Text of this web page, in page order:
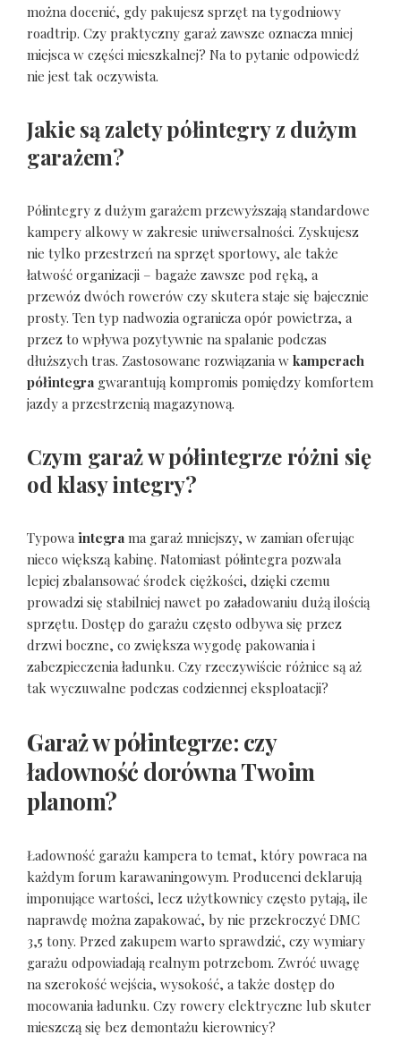
można docenić, gdy pakujesz sprzęt na tygodniowy
roadtrip. Czy praktyczny garaż zawsze oznacza mniej
miejsca w części mieszkalnej? Na to pytanie odpowiedź
nie jest tak oczywista.
Jakie są zalety półintegry z dużym
garażem?
Półintegry z dużym garażem przewyższają standardowe
kampery alkowy w zakresie uniwersalności. Zyskujesz
nie tylko przestrzeń na sprzęt sportowy, ale także
łatwość organizacji – bagaże zawsze pod ręką, a
przewóz dwóch rowerów czy skutera staje się bajecznie
prosty. Ten typ nadwozia ogranicza opór powietrza, a
przez to wpływa pozytywnie na spalanie podczas
dłuższych tras. Zastosowane rozwiązania w kamperach
półintegra gwarantują kompromis pomiędzy komfortem
jazdy a przestrzenią magazynową.
Czym garaż w półintegrze różni się
od klasy integry?
Typowa integra ma garaż mniejszy, w zamian oferując
nieco większą kabinę. Natomiast półintegra pozwala
lepiej zbalansować środek ciężkości, dzięki czemu
prowadzi się stabilniej nawet po załadowaniu dużą ilością
sprzętu. Dostęp do garażu często odbywa się przez
drzwi boczne, co zwiększa wygodę pakowania i
zabezpieczenia ładunku. Czy rzeczywiście różnice są aż
tak wyczuwalne podczas codziennej eksploatacji?
Garaż w półintegrze: czy
ładowność dorówna Twoim
planom?
Ładowność garażu kampera to temat, który powraca na
każdym forum karawaningowym. Producenci deklarują
imponujące wartości, lecz użytkownicy często pytają, ile
naprawdę można zapakować, by nie przekroczyć DMC
3,5 tony. Przed zakupem warto sprawdzić, czy wymiary
garażu odpowiadają realnym potrzebom. Zwróć uwagę
na szerokość wejścia, wysokość, a także dostęp do
mocowania ładunku. Czy rowery elektryczne lub skuter
mieszczą się bez demontażu kierownicy?